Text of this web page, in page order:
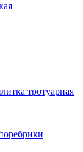
тротуарная